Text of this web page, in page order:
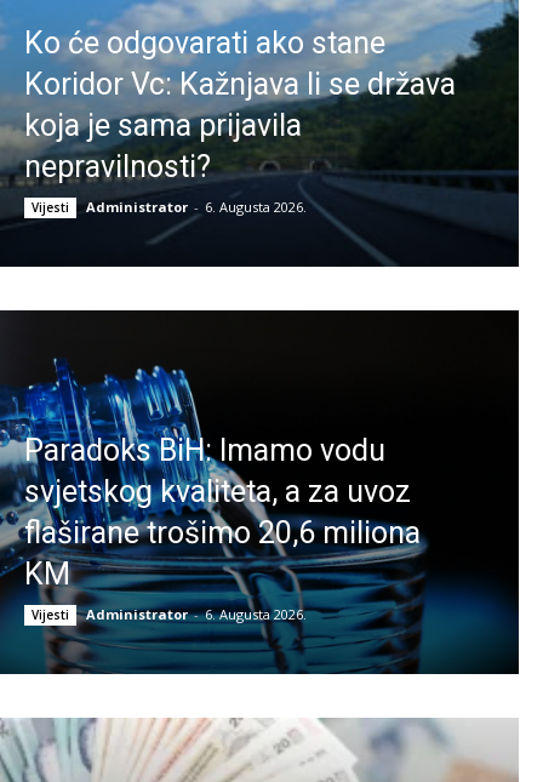
Ko će odgovarati ako stane
Koridor Vc: Kažnjava li se država
koja je sama prijavila
nepravilnosti?
Vijesti Administrator - 6. Augusta 2026.
Paradoks BiH: Imamo vodu
svjetskog kvaliteta, a za uvoz
flaširane trošimo 20,6 miliona
KM
Vijesti Administrator - 6. Augusta 2026.